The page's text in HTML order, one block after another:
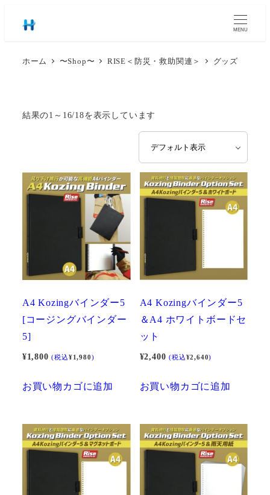
MENU
ホーム 〜Shop〜 RISE＜防災・救助関連＞ グッズ
結果の1～16/18を表示しています
A4 Kozingバインダー5
[コージングバインダー
5]
¥1,800 (税込¥1,980)
お買い物カゴに追加
A4 Kozingバインダー5
＆A4 ホワイトボードセ
ット
¥2,400 (税込¥2,640)
お買い物カゴに追加